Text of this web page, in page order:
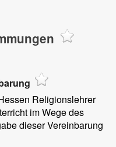
Religionslehrer
im Wege des
dieser Vereinbarung